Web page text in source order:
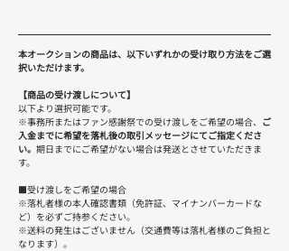
本オークションの商品は、以下いずれかの受け取り方法をご選
択いただけます。
【商品の受け渡しについて】
以下より選択可能です。
※事務所またはファン感謝祭での受け渡しをご希望の場合、 ご
入金までに希望を落札後の取引メッセージにてご指定くださ
い。 期日までにご希望がない場合は発送とさせていただきま
す。
■受け渡しをご希望の場合
※落札者様の本人確認書類（免許証、マイナンバーカードな
ど）を必ずご持参ください。
※送料の発生はございません（交通費等は落札者様のご負担と
なります）。